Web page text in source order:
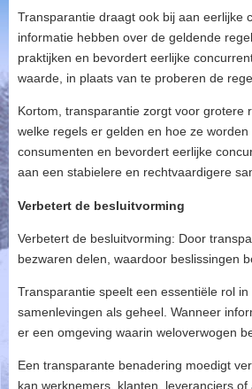
Transparantie draagt ook bij aan eerlijke
informatie hebben over de geldende
praktijken en bevordert eerlijke
waarde, in plaats van te proberen de
Kortom, transparantie zorgt voor grotere
welke regels er gelden en hoe ze
consumenten en bevordert eerlijke
aan een stabielere en rechtvaardigere
Verbetert de besluitvorming
Verbetert de besluitvorming: Door
bezwaren delen, waardoor beslissingen
Transparantie speelt een essentiële rol
samenlevingen als geheel. Wanneer
er een omgeving waarin weloverwogen
Een transparante benadering moedigt
kan werknemers, klanten, leveranciers